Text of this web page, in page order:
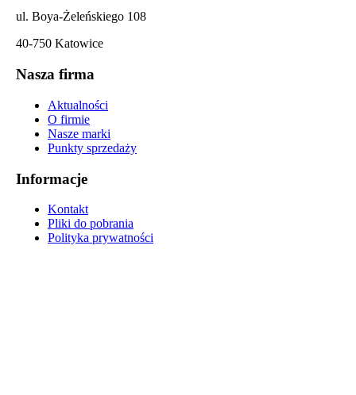
ul. Boya-Żeleńskiego 108
40-750 Katowice
Nasza firma
Aktualności
O firmie
Nasze marki
Punkty sprzedaży
Informacje
Kontakt
Pliki do pobrania
Polityka prywatności